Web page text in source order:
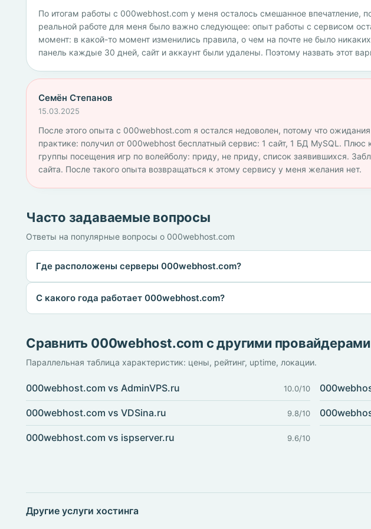
По итогам работы с 000webhost.com у меня осталось смешанное впечатление,
реальной работе для меня было важно следующее: опыт работы с сервисом
момент: в какой-то момент изменились правила, о чем на почте не было
панель каждые 30 дней, сайт и аккаунт были удалены. Поэтому назвать этот
Семён Степанов
15.03.2025
После этого опыта с 000webhost.com я остался недоволен, потому что
практике: получил от 000webhost бесплатный сервис: 1 сайт, 1 БД MySQL.
группы посещения игр по волейболу: приду, не приду, список заявившихся.
сайта. После такого опыта возвращаться к этому сервису у меня желания нет.
Часто задаваемые вопросы
Ответы на популярные вопросы о 000webhost.com
Где расположены серверы 000webhost.com?
С какого года работает 000webhost.com?
Сравнить 000webhost.com с другими провайдерами
Параллельная таблица характеристик: цены, рейтинг, uptime, локации.
000webhost.com vs AdminVPS.ru 10.0/10
000webhost.com vs VDSina.ru 9.8/10
000webhost.com vs ispserver.ru 9.6/10
Другие услуги хостинга